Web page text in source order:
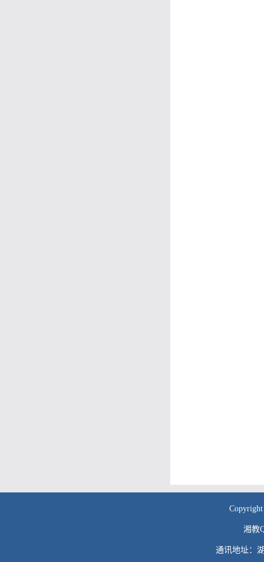
湘教
通讯地址：